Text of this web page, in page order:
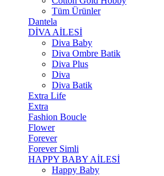
Tüm Ürünler
Dantela
DİVA AİLESİ
Diva Baby
Diva Ombre Batik
Diva Plus
Diva
Diva Batik
Extra Life
Extra
Fashion Boucle
Flower
Forever
Forever Simli
HAPPY BABY AİLESİ
Happy Baby